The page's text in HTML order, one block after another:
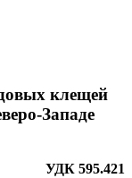
клещей
Западе
УДК 595.421